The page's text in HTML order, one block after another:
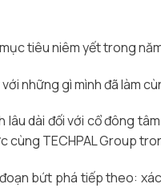
tiêu niêm yết trong
những gì mình đã làm
dài đối với cổ đông
cùng TECHPAL Group
bứt phá tiếp theo: